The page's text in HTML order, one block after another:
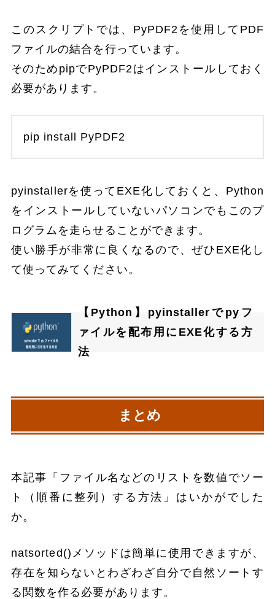
このスクリプトでは、PyPDF2を使用してPDF
ファイルの結合を行っています。
そのためpipでPyPDF2はインストールしておく
必要があります。
pip install PyPDF2
pyinstallerを使ってEXE化しておくと、Python
をインストールしていないパソコンでもこのプ
ログラムを走らせることができます。
使い勝手が非常に良くなるので、ぜひEXE化し
て使ってみてください。
【Python】pyinstallerでpyフ
ァイルを配布用にEXE化する方
法
まとめ
本記事「ファイル名などのリストを数値でソー
ト（順番に整列）する方法」はいかがでした
か。
natsorted()メソッドは簡単に使用できますが、
存在を知らないとわざわざ自分で自然ソートす
る関数を作る必要があります。